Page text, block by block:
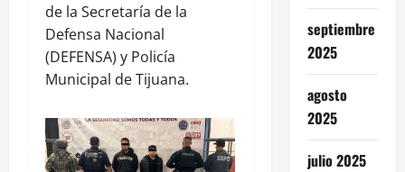
de la Secretaría de la
Defensa Nacional
(DEFENSA) y Policía
Municipal de Tijuana.
septiembre
2025
agosto
2025
julio 2025